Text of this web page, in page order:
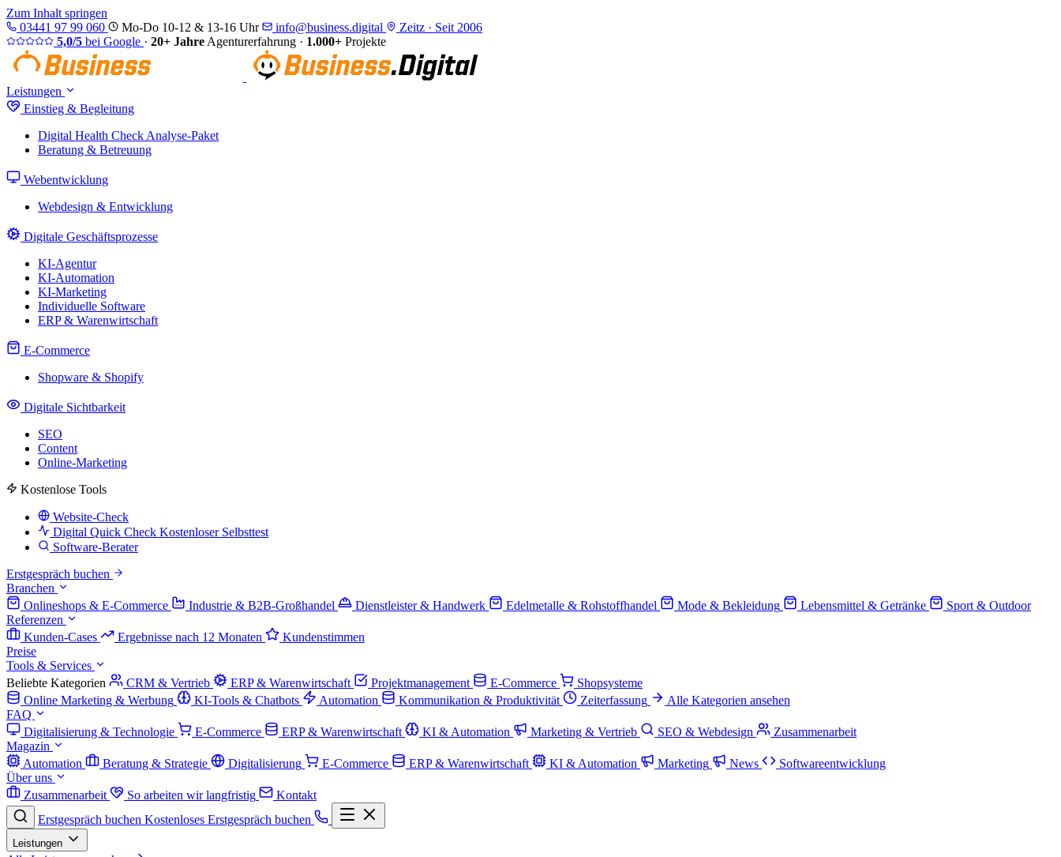
Zum Inhalt springen
03441 97 99 060
Mo-Do 10-12 & 13-16 Uhr info@business.digital
Zeitz · Seit 2006
5,0/5 bei Google · 20+ Jahre Agenturerfahrung · 1.000+ Projekte
Leistungen
Einstieg & Begleitung
Digital Health Check Analyse-Paket
Beratung & Betreuung
Webentwicklung
Webdesign & Entwicklung
Digitale Geschäftsprozesse
KI-Agentur
KI-Automation
KI-Marketing
Individuelle Software
ERP & Warenwirtschaft
E-Commerce
Shopware & Shopify
Digitale Sichtbarkeit
SEO
Content
Online-Marketing
Kostenlose Tools
Website-Check
Digital Quick Check Kostenloser Selbsttest
Software-Berater
Erstgespräch buchen
Branchen
Onlineshops & E-Commerce
Industrie & B2B-Großhandel Dienstleister & Handwerk Edelmetalle & Rohstoffhandel Mode & Bekleidung Lebensmittel & Getränke
Sport & Outdoor
Referenzen
Kunden-Cases
Ergebnisse nach 12 Monaten
Kundenstimmen
Preise
Tools & Services
Beliebte Kategorien
CRM & Vertrieb ERP & Warenwirtschaft Projektmanagement E-Commerce
Shopsysteme
Online Marketing & Werbung
KI-Tools & Chatbots Automation Kommunikation & Produktivität Zeiterfassung
Alle Kategorien ansehen
FAQ
Digitalisierung & Technologie
E-Commerce ERP & Warenwirtschaft KI & Automation Marketing & Vertrieb SEO & Webdesign
Zusammenarbeit
Magazin
Automation
Beratung & Strategie Digitalisierung E-Commerce ERP & Warenwirtschaft KI & Automation Marketing News
Softwareentwicklung
Über uns
Zusammenarbeit
So arbeiten wir langfristig
Kontakt
Erstgespräch buchen Kostenloses Erstgespräch buchen
Leistungen